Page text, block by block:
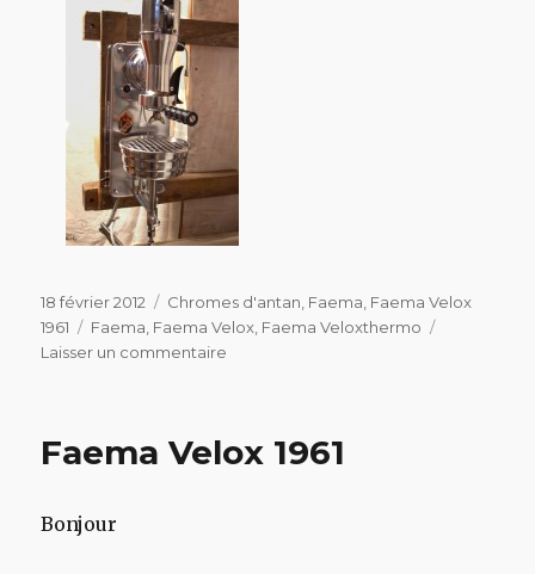
Publié
le
18 février 2012 Catégories
Chromes d'antan Faema Faema Velox
1961
Étiquettes
Faema Faema Velox Faema Veloxthermo
Laisser un commentaire
!
Faema Velox 1961
Bonjour